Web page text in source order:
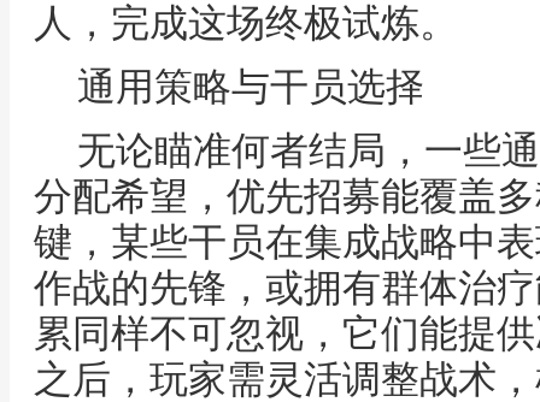
人，完成这场终极试炼。
通用策略与干员选择
无论瞄准何者结局，一些
分配希望，优先招募能覆盖
键，某些干员在集成战略中
作战的先锋，或拥有群体治
累同样不可忽视，它们能提
之后，玩家需灵活调整战术